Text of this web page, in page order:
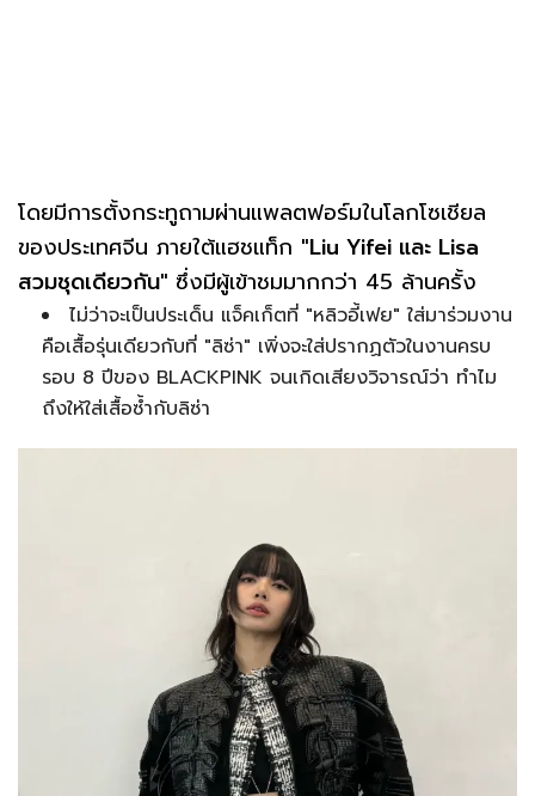
โดยมีการตั้งกระทูถามผ่านแพลตฟอร์มในโลกโซเชียล
ของประเทศจีน ภายใต้แฮชแท็ก "Liu Yifei และ Lisa
สวมชุดเดียวกัน" ซึ่งมีผู้เข้าชมมากกว่า 45 ล้านครั้ง
ไม่ว่าจะเป็นประเด็น แจ็คเก็ตที่ "หลิวอี้เฟย" ใส่มาร่วมงาน
คือเสื้อรุ่นเดียวกับที่ "ลิซ่า" เพิ่งจะใส่ปรากฏตัวในงานครบ
รอบ 8 ปีของ BLACKPINK จนเกิดเสียงวิจารณ์ว่า ทำไม
ถึงให้ใส่เสื้อซ้ำกับลิซ่า